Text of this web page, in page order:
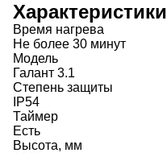
Характеристики
Время нагрева
Не более 30 минут
Модель
Галант 3.1
Степень защиты
IP54
Таймер
Есть
Высота, мм